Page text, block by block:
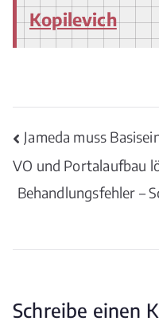
Kopilevich
Jameda muss
VO und Portalaufbau
Behandlungsfehler –
Schreibe einen